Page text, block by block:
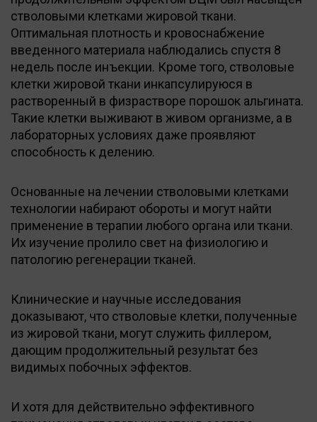
стволовыми клетками жировой ткани.
Оптимальная плотность и кровоснабжение
введенного материала наблюдались спустя 8
недель после инъекции. Кроме того, стволовые
клетки жировой ткани инкапсулируюся в
растворенный в физрастворе порошок альгината.
Такие клетки выживают в живом организме, а в
лабораторных условиях даже проявляют
способность к делению.
Основанные на лечении стволовыми клетками
технологии набирают обороты и могут найти
применение в терапии любого органа или ткани.
Их изучение пролило свет на физиологию и
патологию регенерации тканей.
Клинические и научные исследования
доказывают, что стволовые клетки, полученные
из жировой ткани, могут служить филлером,
дающим продолжительный результат без
видимых побочных эффектов.
И хотя для действительно эффективного